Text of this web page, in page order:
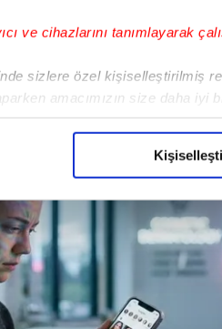
ve cihazlarını tanımlayarak
sizlere özel kişiselleştirilmiş
amacımızın size daha
gelen çabayı
için İnternet Sitemizde
verileriniz işlenmekte olup
çerezler, sitemizin daha
amaçlarıyla sınırlı